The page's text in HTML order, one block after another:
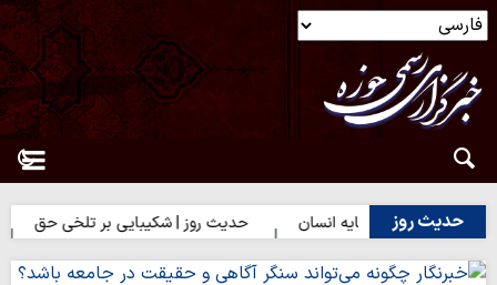
حدیث روز
سرمایه انسان حدیث روز | شکیبایی بر تلخی حق حدیث